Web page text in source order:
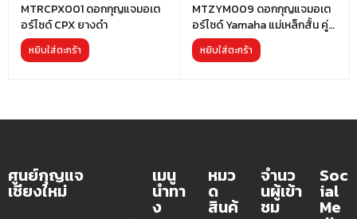
MTRCPX001 ดอกกุญแจมอเต
อร์ไซด์ CPX ยางดำ
หยิบใส่ตะกร้า
MTZYM009 ดอกกุญแจมอเต
อร์ไซด์ Yamaha แม่เหล็กสั้น คู่
ซ้าย
หยิบใส่ตะกร้า
ศูนย์กุญแจ
เชียงใหม่
เมนู
นำทา
ง
หมว
ด
สินค้
จำนว
นผู้เข้า
ชม
Soc
ial
Me